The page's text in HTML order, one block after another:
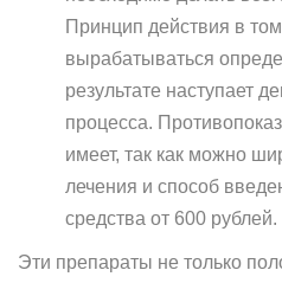
Принцип действия в
вырабатываться
результате наступает
процесса.
имеет, так как можно
лечения и способ
средства от 600 рублей.
Эти препараты не только